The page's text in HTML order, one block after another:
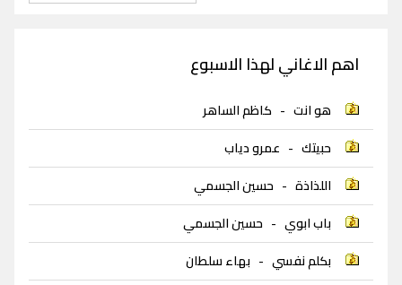
اهم الاغاني لهذا الاسبوع
هو انت - كاظم الساهر
حبيتك - عمرو دياب
اللذاذة - حسين الجسمي
باب ابوي - حسين الجسمي
بكلم نفسي - بهاء سلطان